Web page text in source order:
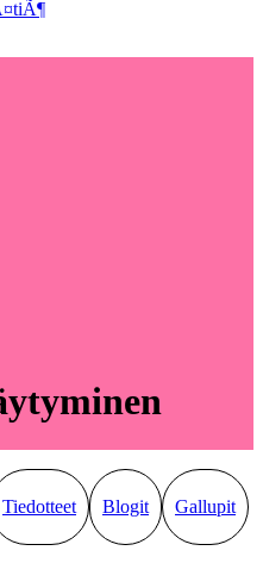
Tiedotteet Blogit Gallupit